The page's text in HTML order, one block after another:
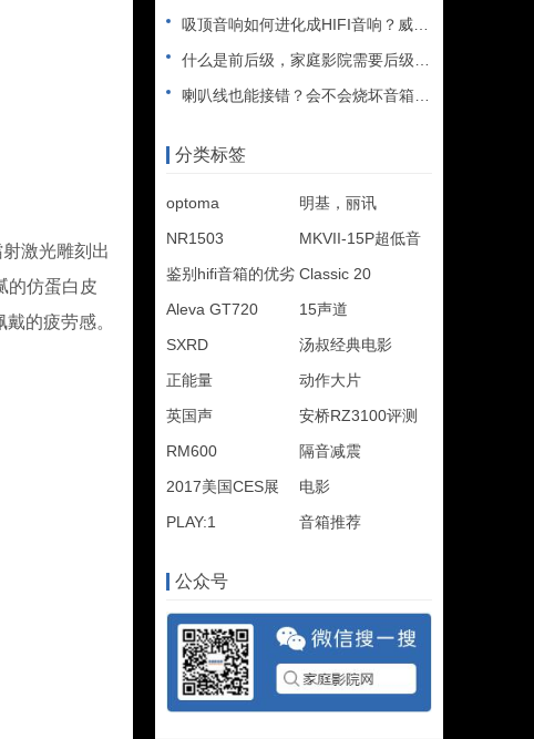
激光雕刻出
的仿蛋白皮
的疲劳感。
吸顶音响如何进化成HIFI音响？威力声功放再升级
什么是前后级，家庭影院需要后级吗？天逸11声道功放AD-83
喇叭线也能接错？会不会烧坏音箱（功放）​？
分类标签
optoma
明基，丽讯
NR1503
MKVII-15P超低音
鉴别hifi音箱的优劣 Classic 20
Aleva GT720
15声道
SXRD
汤叔经典电影
正能量
动作大片
英国声
安桥RZ3100评测
RM600
隔音减震
2017美国CES展
电影
PLAY:1
音箱推荐
公众号